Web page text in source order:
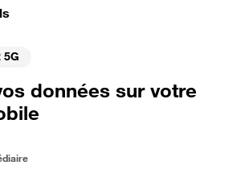
5G
données sur votre